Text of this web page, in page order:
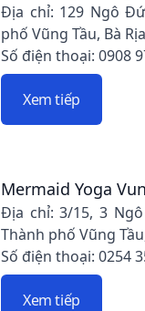
Địa chỉ: 129 Ngô
phố Vũng Tầu, Bà
Số điện thoại: 0908
Xem tiếp
Mermaid Yoga
Địa chỉ: 3/15, 3
Thành phố Vũng
Số điện thoại: 0254
Xem tiếp